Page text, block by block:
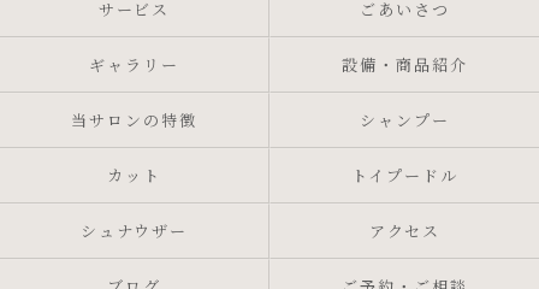
サービス ごあいさつ
ギャラリー 設備・商品紹介
当サロンの特徴 シャンプー
カット トイプードル
シュナウザー アクセス